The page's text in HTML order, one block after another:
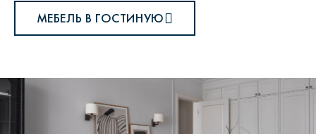
МЕБЕЛЬ В ГОСТИНУЮ